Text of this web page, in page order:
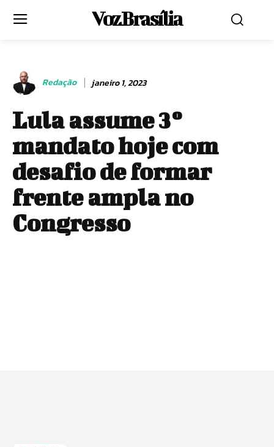
Voz Brasília
Redação janeiro 1, 2023
Lula assume 3º
mandato hoje com
desafio de formar
frente ampla no
Congresso